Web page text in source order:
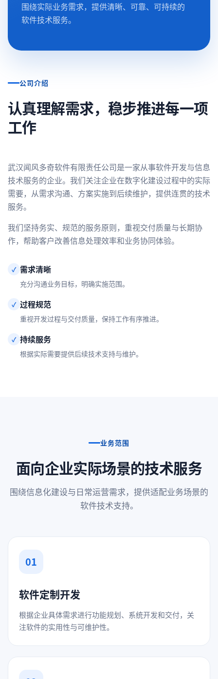
围绕实际业务需求，提供清晰、可靠、可持续的
软件技术服务。
公司介绍
认真理解需求，稳步推进每一项
工作
武汉闻风多奇软件有限责任公司是一家从事软件开发与信息
技术服务的企业。我们关注企业在数字化建设过程中的实际
需要，从需求沟通、方案实施到后续维护，提供连贯的技术
服务。
我们坚持务实、规范的服务原则，重视交付质量与长期协
作，帮助客户改善信息处理效率和业务协同体验。
✓ 需求清晰
充分沟通业务目标，明确实施范围。
✓ 过程规范
重视开发过程与交付质量，保持工作有序推进。
✓ 持续服务
根据实际需要提供后续技术支持与维护。
业务范围
面向企业实际场景的技术服务
围绕信息化建设与日常运营需求，提供适配业务场景的
软件技术支持。
01
软件定制开发
根据企业具体需求进行功能规划、系统开发和交付，关
注软件的实用性与可维护性。